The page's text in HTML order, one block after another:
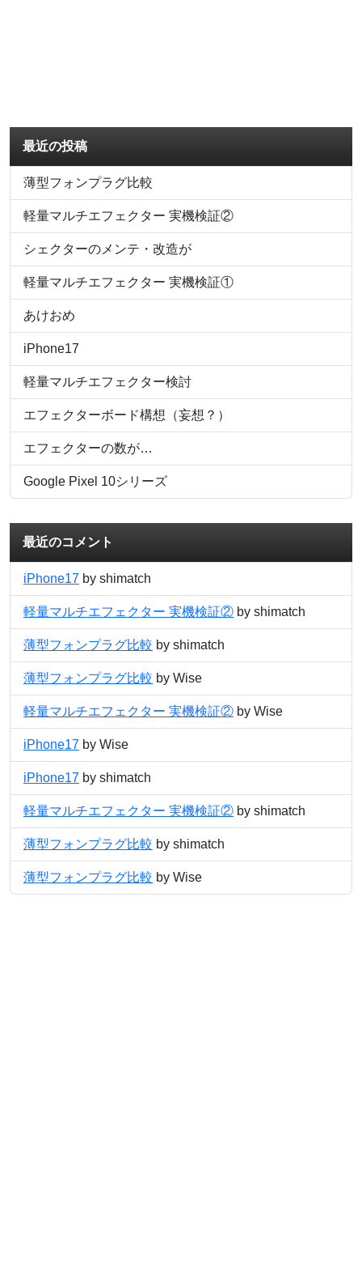
最近の投稿
薄型フォンプラグ比較
軽量マルチエフェクター 実機検証②
シェクターのメンテ・改造が
軽量マルチエフェクター 実機検証①
あけおめ
iPhone17
軽量マルチエフェクター検討
エフェクターボード構想（妄想？）
エフェクターの数が…
Google Pixel 10シリーズ
最近のコメント
iPhone17 by shimatch
軽量マルチエフェクター 実機検証② by shimatch
薄型フォンプラグ比較 by shimatch
薄型フォンプラグ比較 by Wise
軽量マルチエフェクター 実機検証② by Wise
iPhone17 by Wise
iPhone17 by shimatch
軽量マルチエフェクター 実機検証② by shimatch
薄型フォンプラグ比較 by shimatch
薄型フォンプラグ比較 by Wise